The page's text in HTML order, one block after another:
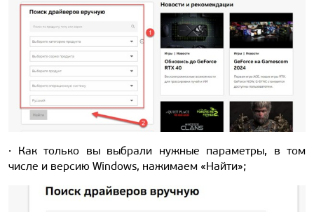
· Как только вы выбрали нужные параметры, в том
числе и версию Windows, нажимаем «Найти»;